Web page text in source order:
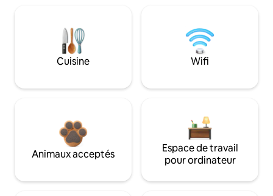
Cuisine Wifi
Animaux acceptés
Espace de travail
pour ordinateur